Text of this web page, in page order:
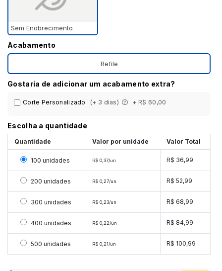
Sem Enobrecimento
Acabamento
Refile
Gostaria de adicionar um acabamento extra?
Corte Personalizado (+ 3 dias) + R$ 60,00
Escolha a quantidade
Quantidade Valor por unidade Valor Total
Selecionar 100 unidades
100 unidades R$ 0,37/un R$ 36,99
Selecionar 200 unidades
200 unidades R$ 0,27/un R$ 52,99
Selecionar 300 unidades
300 unidades R$ 0,23/un R$ 68,99
Selecionar 400 unidades
400 unidades R$ 0,22/un R$ 84,99
Selecionar 500 unidades
500 unidades R$ 0,21/un R$ 100,99